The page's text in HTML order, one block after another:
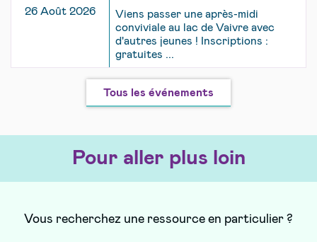
26 Août 2026
Viens passer une après-midi
conviviale au lac de Vaivre avec
d'autres jeunes ! Inscriptions :
gratuites ...
Tous les événements
Pour aller plus loin
Vous recherchez une ressource en particulier ?